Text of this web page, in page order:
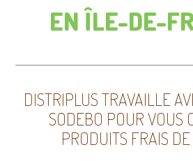
EN ÎLE-DE-
DISTRIPLUS TRAVAILLE
SODEBO POUR VOUS
PRODUITS FRAIS